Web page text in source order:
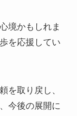
境かもしれま
を応援してい
を取り戻し、
今後の展開に